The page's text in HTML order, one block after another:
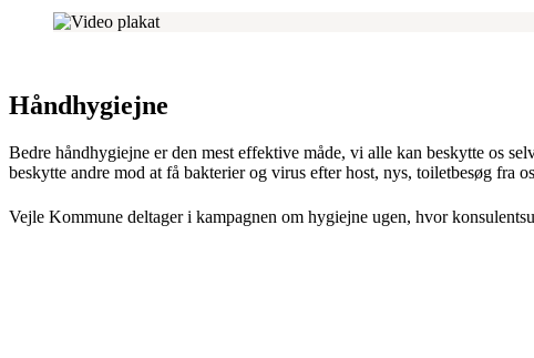
Håndhygiejne
Bedre håndhygiejne er den mest effektive måde, vi alle kan beskytte os
beskytte andre mod at få bakterier og virus efter host, nys, toiletbesøg fra
Vejle Kommune deltager i kampagnen om hygiejne ugen, hvor